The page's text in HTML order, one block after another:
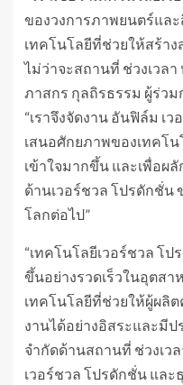
ของวงการภาพยนตร์และ
เทคโนโลยีที่ช่วยให้สร้า
ไม่ว่าจะสถานที่ ช่วงเวล
ภาสกร กุลถิรธรรม ผู้ร่ว
“เราจึงจัดงาน อันฟิล์ม เ
เสนอศักยภาพของเทคโ
เข้าใจมากขึ้น และเพื่อผ
ด้านเวอร์ชวล โปรดักชั่น
โลกต่อไป”
“เทคโนโลยีเวอร์ชวล โ
ขึ้นอย่างรวดเร็วในอุตสา
เทคโนโลยีที่ช่วยให้ผู้ผลิ
งานได้อย่างอิสระและมี
จำกัดด้านสถานที่ ช่วงเว
เวอร์ชวล โปรดักชั่น และ